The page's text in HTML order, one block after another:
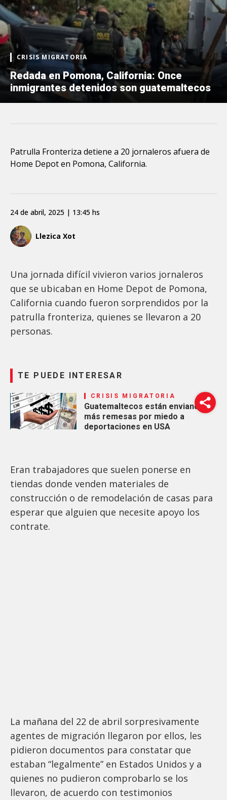
CRISIS MIGRATORIA
Redada en Pomona, California: Once
inmigrantes detenidos son guatemaltecos
Patrulla Fronteriza detiene a 20 jornaleros afuera de
Home Depot en Pomona, California.
Llezica Xot
24 de abril, 2025 | 13:45 hs
Una jornada difícil vivieron varios jornaleros
que se ubicaban en Home Depot de Pomona,
California cuando fueron sorprendidos por la
patrulla fronteriza, quienes se llevaron a 20
personas.
TE PUEDE INTERESAR
CRISIS MIGRATORIA
Guatemaltecos están enviando
más remesas por miedo a
deportaciones en USA
Eran trabajadores que suelen ponerse en
tiendas donde venden materiales de
construcción o de remodelación de casas para
esperar que alguien que necesite apoyo los
contrate.
La mañana del 22 de abril sorpresivamente
agentes de migración llegaron por ellos, les
pidieron documentos para constatar que
estaban “legalmente” en Estados Unidos y a
quienes no pudieron comprobarlo se los
llevaron, de acuerdo con testimonios